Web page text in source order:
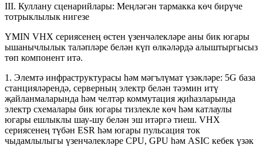
III. Куллану сценарийлары: Меңләгән тармакка көч бирүче
тотрыклылык нигезе
YMIN VHX сериясенең өстен үзенчәлекләре аны бик югары
ышанычлылык таләпләре белән күп өлкәләрдә алыштыргысыз
төп компонент итә.
1. Элемтә инфраструктурасы һәм мәгълүмат үзәкләре: 5G база
станцияләрендә, серверның электр белән тәэмин итү
җайланмаларында һәм челтәр коммутация җиһазларында
электр схемалары бик югары тизлекле көч һәм катлаулы
югары ешлыклы шау-шу белән эш итәргә тиеш. VHX
сериясенең түбән ESR һәм югары пульсация ток
чыдамлылыгы үзенчәлекләре CPU, GPU һәм ASIC кебек үзәк